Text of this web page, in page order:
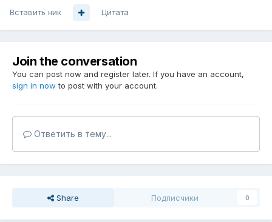
Вставить ник Цитата
Join the conversation
You can post now and register later. If you have an account,
sign in now to post with your account.
Ответить в тему...
Share Подписчики 0